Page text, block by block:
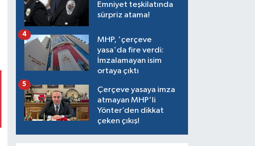
Emniyet teşkilatında
sürpriz atama!
MHP, 'çerçeve
yasa'da fire verdi:
İmzalamayan isim
ortaya çıktı
4
Çerçeve yasaya imza
atmayan MHP'li
Yönter’den dikkat
çeken çıkış!
5